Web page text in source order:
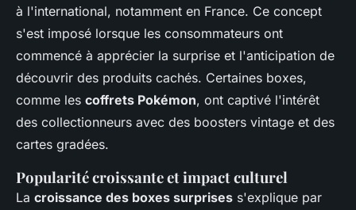
à l'international, notamment en France. Ce concept
s'est imposé lorsque les consommateurs ont
commencé à apprécier la surprise et l'anticipation de
découvrir des produits cachés. Certaines boxes,
comme les coffrets Pokémon, ont captivé l'intérêt
des collectionneurs avec des boosters vintage et des
cartes gradées.
Popularité croissante et impact culturel
La croissance des boxes surprises s'explique par